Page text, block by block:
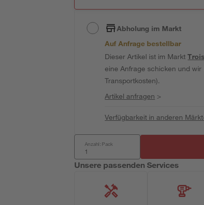
Abholung im Markt
Auf Anfrage bestellbar
Dieser Artikel ist im Markt
eine Anfrage schicken und
Transportkosten).
Artikel anfragen >
Verfügbarkeit in anderen
Anzahl: Pack
Unsere passenden Services